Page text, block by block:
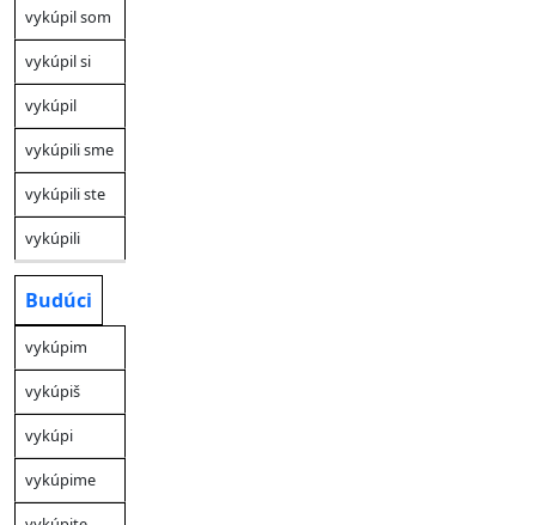
vykúpil som
vykúpil si
vykúpil
vykúpili sme
vykúpili ste
vykúpili
Budúci
vykúpim
vykúpiš
vykúpi
vykúpime